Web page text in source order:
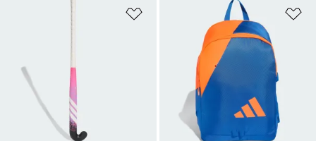
Añadir a la lista de deseos